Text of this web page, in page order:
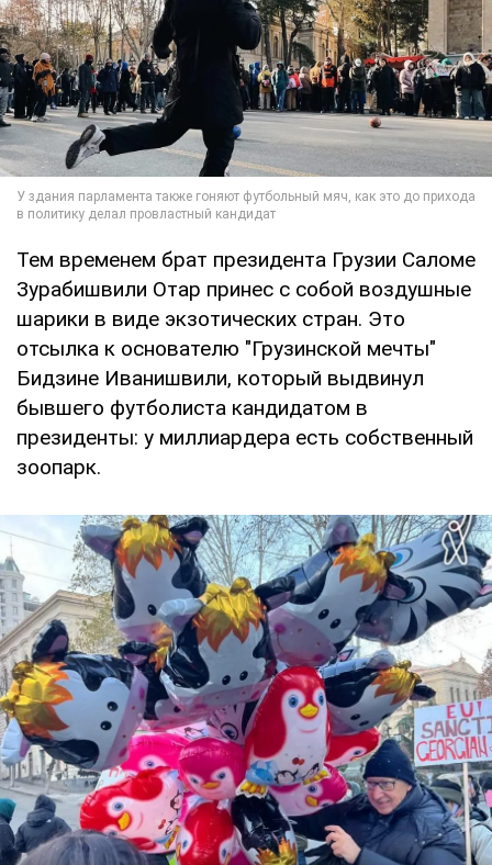
Тем временем брат президента Грузии Саломе
Зурабишвили Отар принес с собой воздушные
шарики в виде экзотических стран. Это
отсылка к основателю "Грузинской мечты"
Бидзине Иванишвили, который выдвинул
бывшего футболиста кандидатом в
президенты: у миллиардера есть собственный
зоопарк.